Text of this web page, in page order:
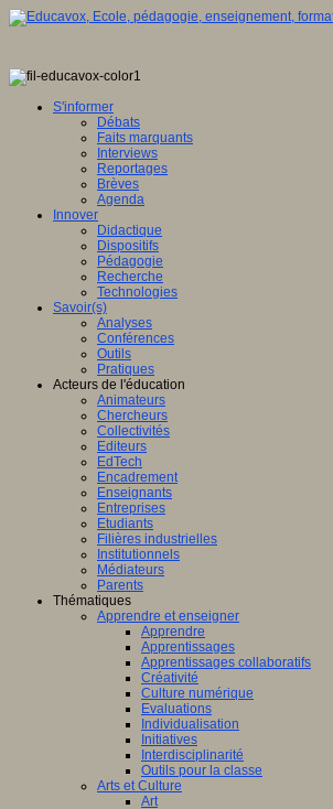
S'informer
Débats
Faits marquants
Interviews
Reportages
Brèves
Agenda
Innover
Didactique
Dispositifs
Pédagogie
Recherche
Technologies
Savoir(s)
Analyses
Conférences
Outils
Pratiques
Acteurs de l'éducation
Animateurs
Chercheurs
Collectivités
Editeurs
EdTech
Encadrement
Enseignants
Entreprises
Etudiants
Filières industrielles
Institutionnels
Médiateurs
Parents
Thématiques
Apprendre et enseigner
Apprendre
Apprentissages
Apprentissages collaboratifs
Créativité
Culture numérique
Evaluations
Individualisation
Initiatives
Interdisciplinarité
Outils pour la classe
Arts et Culture
Art